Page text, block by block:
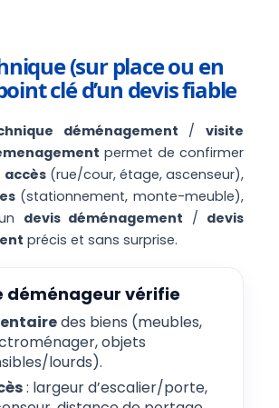
(sur place ou en
clé d’un devis fiable
déménagement /visite
permet de confirmer
accès(rue/cour, étage, ascenseur),
(stationnement, monte-meuble),
devis déménagement / devis
précis et sans surprise.
déménageur vérifie
des biens (meubles,
objets
lourds).
: largeur d’escalier/porte,